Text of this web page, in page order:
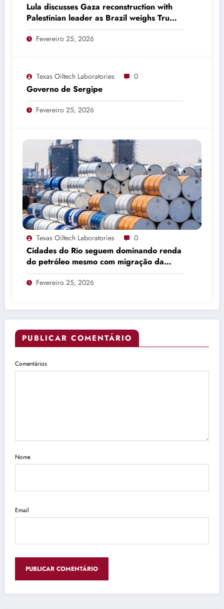
Lula discusses Gaza reconstruction with
Palestinian leader as Brazil weighs Trump
invitation
Fevereiro 25, 2026
Texas Oiltech Laboratories 0
Governo de Sergipe
Fevereiro 25, 2026
Texas Oiltech Laboratories 0
Cidades do Rio seguem dominando renda
do petróleo mesmo com migração da
produção
Fevereiro 25, 2026
PUBLICAR COMENTÁRIO
Comentários
Nome
Email